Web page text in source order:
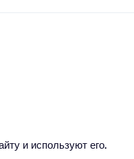
и используют его.